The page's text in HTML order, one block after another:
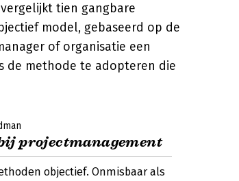
tien gangbare
model, gebaseerd op de
of organisatie een
de methode te adopteren die
projectmanagement
objectief. Onmisbaar als